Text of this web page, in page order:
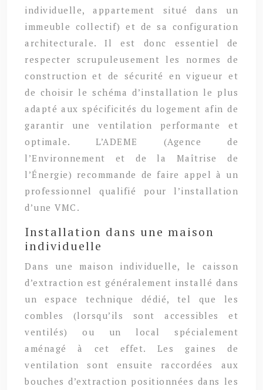
individuelle, appartement situé dans un
immeuble collectif) et de sa configuration
architecturale. Il est donc essentiel de
respecter scrupuleusement les normes de
construction et de sécurité en vigueur et
de choisir le schéma d’installation le plus
adapté aux spécificités du logement afin de
garantir une ventilation performante et
optimale. L’ADEME (Agence de
l’Environnement et de la Maîtrise de
l’Énergie) recommande de faire appel à un
professionnel qualifié pour l’installation
d’une VMC.
Installation dans une maison
individuelle
Dans une maison individuelle, le caisson
d’extraction est généralement installé dans
un espace technique dédié, tel que les
combles (lorsqu’ils sont accessibles et
ventilés) ou un local spécialement
aménagé à cet effet. Les gaines de
ventilation sont ensuite raccordées aux
bouches d’extraction positionnées dans les